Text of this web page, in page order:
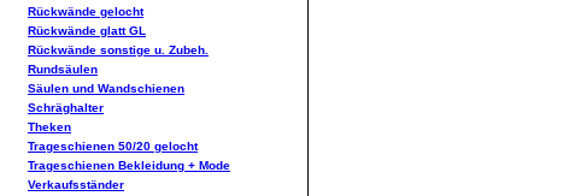
Rückwände gelocht
Rückwände glatt GL
Rückwände sonstige u. Zubeh.
Rundsäulen
Säulen und Wandschienen
Schräghalter
Theken
Trageschienen 50/20 gelocht
Trageschienen Bekleidung + Mode
Verkaufsständer